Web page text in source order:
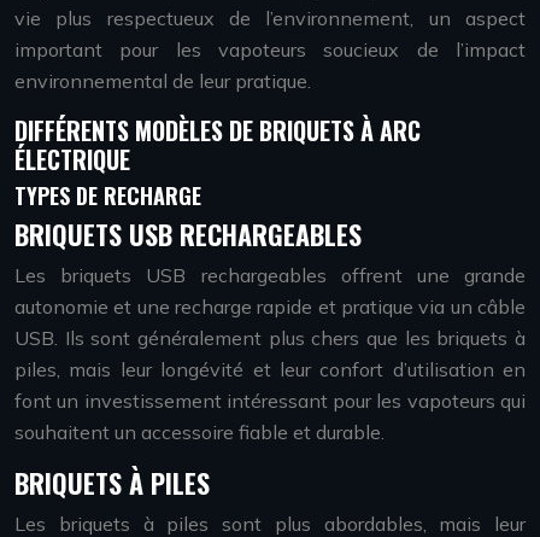
vie plus respectueux de l’environnement, un aspect
important pour les vapoteurs soucieux de l’impact
environnemental de leur pratique.
DIFFÉRENTS MODÈLES DE BRIQUETS À ARC
ÉLECTRIQUE
TYPES DE RECHARGE
BRIQUETS USB RECHARGEABLES
Les briquets USB rechargeables offrent une grande
autonomie et une recharge rapide et pratique via un câble
USB. Ils sont généralement plus chers que les briquets à
piles, mais leur longévité et leur confort d’utilisation en
font un investissement intéressant pour les vapoteurs qui
souhaitent un accessoire fiable et durable.
BRIQUETS À PILES
Les briquets à piles sont plus abordables, mais leur